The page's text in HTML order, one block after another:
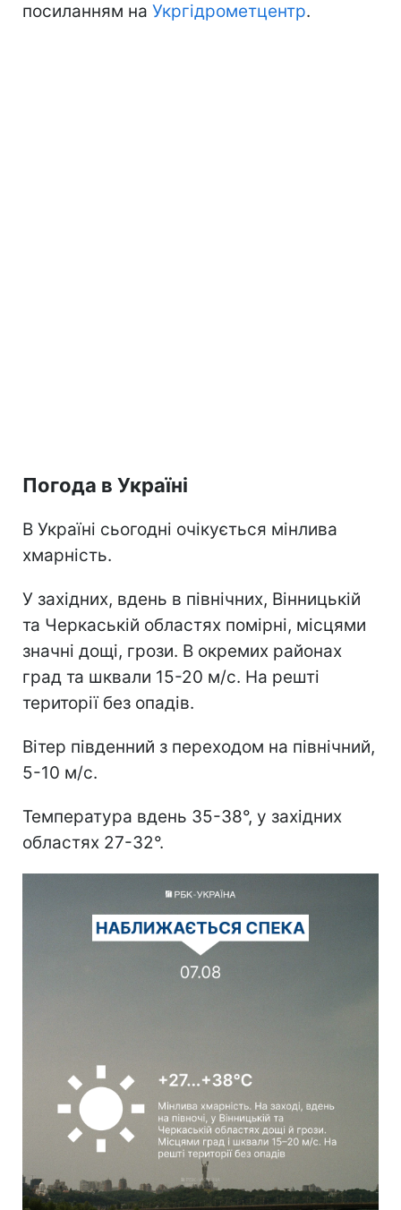
посиланням на Укргідрометцентр.
Погода в Україні
В Україні сьогодні очікується мінлива
хмарність.
У західних, вдень в північних, Вінницькій
та Черкаській областях помірні, місцями
значні дощі, грози. В окремих районах
град та шквали 15-20 м/с. На решті
території без опадів.
Вітер південний з переходом на північний,
5-10 м/с.
Температура вдень 35-38°, у західних
областях 27-32°.